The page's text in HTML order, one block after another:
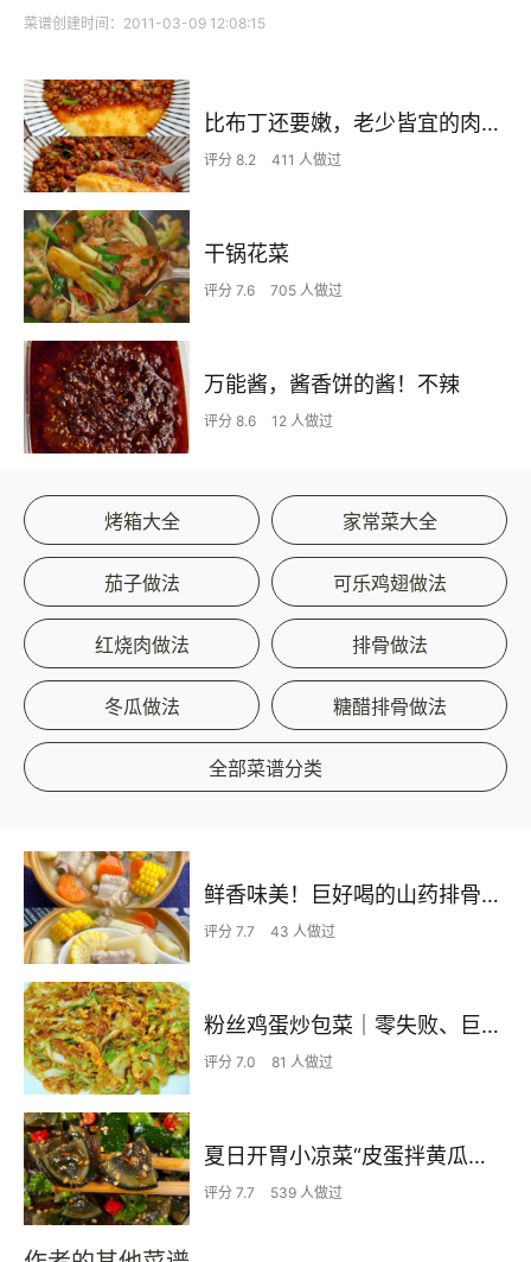
菜谱创建时间：2011-03-09 12:08:15
比布丁还要嫩，老少皆宜的肉沫蒸蛋
评分 8.2 411 人做过
干锅花菜
评分 7.6 705 人做过
万能酱，酱香饼的酱！不辣
评分 8.6 12 人做过
烤箱大全 家常菜大全
茄子做法 可乐鸡翅做法
红烧肉做法 排骨做法
冬瓜做法 糖醋排骨做法
全部菜谱分类
鲜香味美！巨好喝的山药排骨汤！！
评分 7.7 43 人做过
粉丝鸡蛋炒包菜｜零失败、巨下饭
评分 7.0 81 人做过
夏日开胃小凉菜“皮蛋拌黄瓜🥒”开胃减脂
评分 7.7 539 人做过